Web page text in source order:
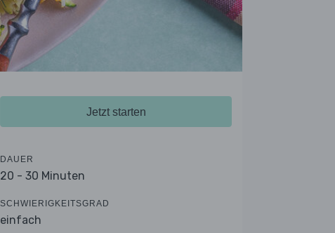
Jetzt starten
DAUER
20 - 30 Minuten
SCHWIERIGKEITSGRAD
einfach